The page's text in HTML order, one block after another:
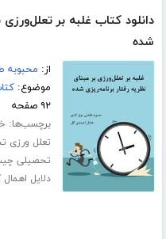
دانلود کتاب غلبه بر تعلل‌ورزی
شده
از: محبوبه
موضوع:
۹۲ صفحه
برچسب‌ها:
تعلل ورزی
تحصیلی
دلایل اهمال